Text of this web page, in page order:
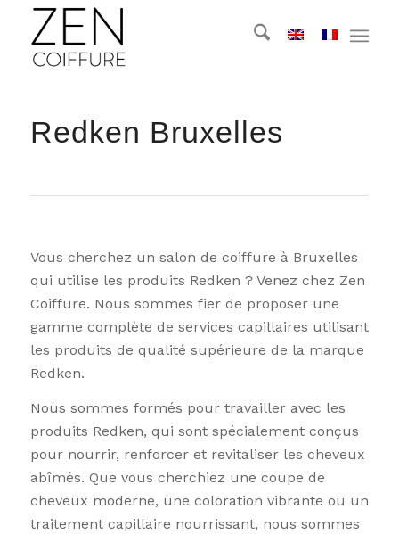
Redken Bruxelles
Vous cherchez un salon de coiffure à Bruxelles
qui utilise les produits Redken ? Venez chez Zen
Coiffure. Nous sommes fier de proposer une
gamme complète de services capillaires utilisant
les produits de qualité supérieure de la marque
Redken.
Nous sommes formés pour travailler avec les
produits Redken, qui sont spécialement conçus
pour nourrir, renforcer et revitaliser les cheveux
abîmés. Que vous cherchiez une coupe de
cheveux moderne, une coloration vibrante ou un
traitement capillaire nourrissant, nous sommes